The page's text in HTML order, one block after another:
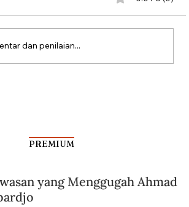
dan penilaian...
PREMIUM
yang Menggugah Ahmad